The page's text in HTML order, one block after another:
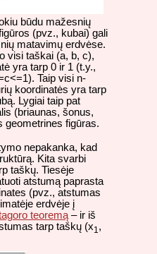
būdu mažesnių
(pvz., kubai) gali
matavimų erdvėse.
visi taškai (a, b, c),
yra tarp 0 ir 1 (t.y.,
Taip visi n-
koordinatės yra tarp
Lygiai taip pat
(briaunas, šonus,
geometrines figūras.
nepakanka, kad
Kita svarbi
taškų. Tiesėje
atstumą paprasta
(pvz., atstumas
erdvėje į
teoremą– ir iš
tarp taškų (x1,